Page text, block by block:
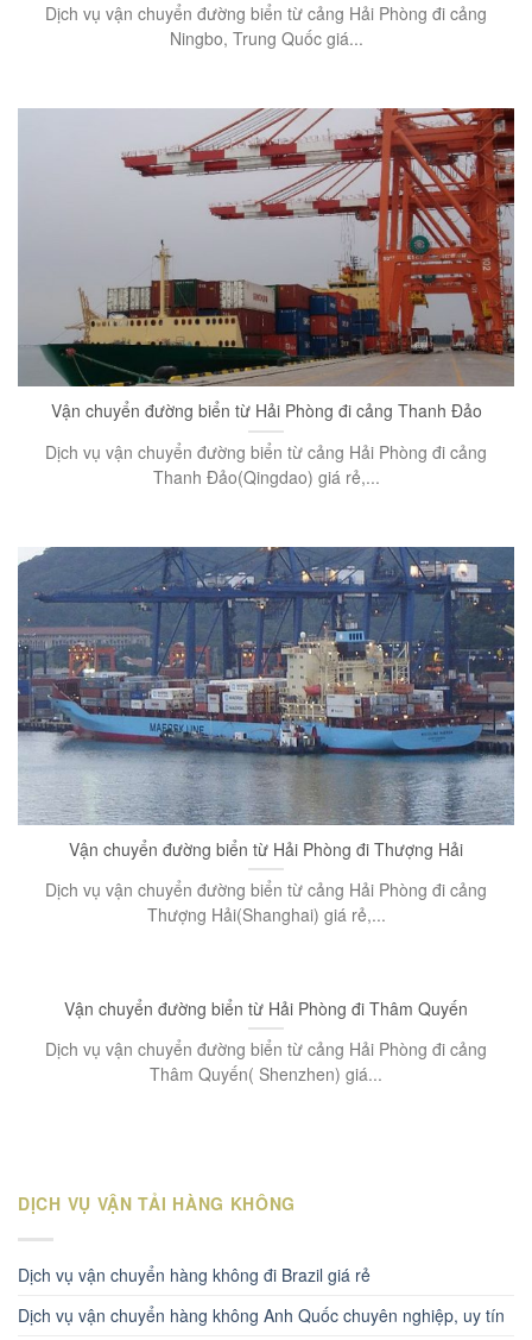
Dịch vụ vận chuyển đường biển từ cảng Hải Phòng đi cảng
Ningbo, Trung Quốc giá...
Vận chuyển đường biển từ Hải Phòng đi cảng Thanh Đảo
Dịch vụ vận chuyển đường biển từ cảng Hải Phòng đi cảng
Thanh Đảo(Qingdao) giá rẻ,...
Vận chuyển đường biển từ Hải Phòng đi Thượng Hải
Dịch vụ vận chuyển đường biển từ cảng Hải Phòng đi cảng
Thượng Hải(Shanghai) giá rẻ,...
Vận chuyển đường biển từ Hải Phòng đi Thâm Quyến
Dịch vụ vận chuyển đường biển từ cảng Hải Phòng đi cảng
Thâm Quyến( Shenzhen) giá...
DỊCH VỤ VẬN TẢI HÀNG KHÔNG
Dịch vụ vận chuyển hàng không đi Brazil giá rẻ
Dịch vụ vận chuyển hàng không Anh Quốc chuyên nghiệp, uy tín